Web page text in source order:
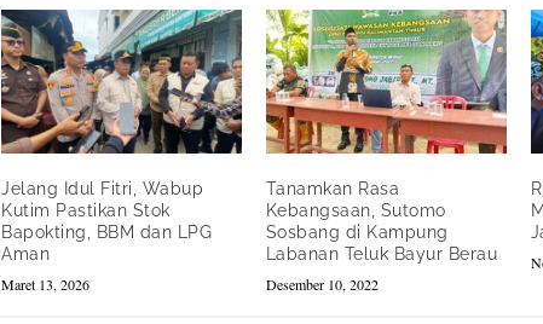
Jelang Idul Fitri, Wabup
Kutim Pastikan Stok
Bapokting, BBM dan LPG
Aman
Maret 13, 2026
Tanamkan Rasa
Kebangsaan, Sutomo
Sosbang di Kampung
Labanan Teluk Bayur Berau
Desember 10, 2022